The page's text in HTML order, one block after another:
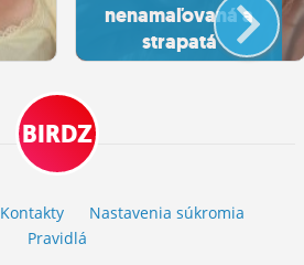
nenamaľovaná a
strapatá
BIRDZ
Kontakty
Nastavenia súkromia
Pravidlá